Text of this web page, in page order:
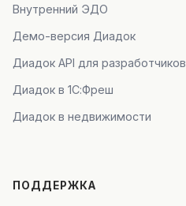
Внутренний ЭДО
Демо-версия Диадок
Диадок API для разработчиков
Диадок в 1С:Фреш
Диадок в недвижимости
ПОДДЕРЖКА